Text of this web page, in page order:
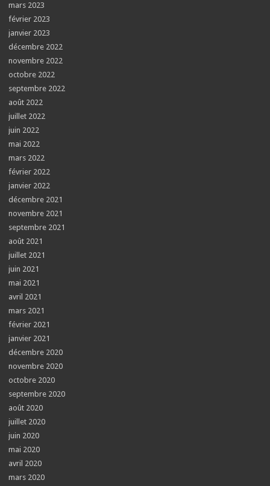
mars 2023
février 2023
janvier 2023
décembre 2022
novembre 2022
octobre 2022
septembre 2022
août 2022
juillet 2022
juin 2022
mai 2022
mars 2022
février 2022
janvier 2022
décembre 2021
novembre 2021
septembre 2021
août 2021
juillet 2021
juin 2021
mai 2021
avril 2021
mars 2021
février 2021
janvier 2021
décembre 2020
novembre 2020
octobre 2020
septembre 2020
août 2020
juillet 2020
juin 2020
mai 2020
avril 2020
mars 2020